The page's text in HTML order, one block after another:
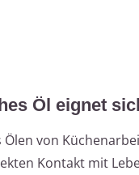
Öl eignet
Ölen von
Kontakt mit